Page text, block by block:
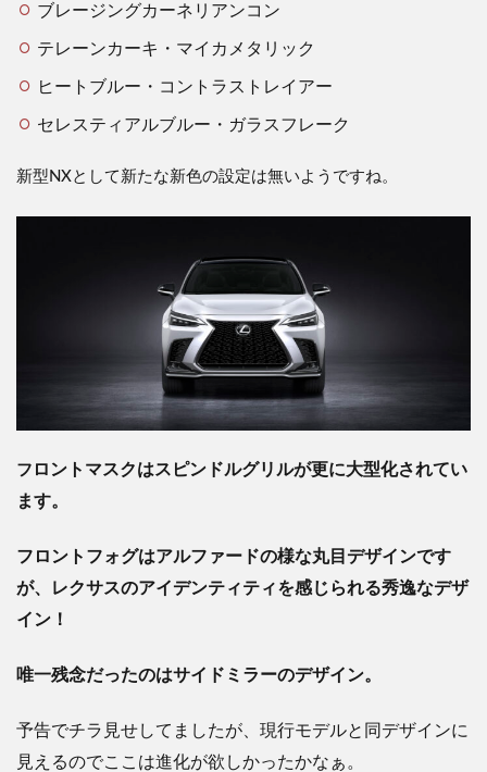
ブレージングカーネリアンコン
テレーンカーキ・マイカメタリック
ヒートブルー・コントラストレイアー
セレスティアルブルー・ガラスフレーク
新型NXとして新たな新色の設定は無いようですね。
フ ロントマスクはスピンドルグリルが更に大型化されてい
ます。
フロントフォグはアルファードの様な丸目デザインです
が、レクサスのアイデンティティを感じられる秀逸なデザ
イン！
唯一残念だったのはサイドミラーのデザイン。
予告でチラ見せしてましたが、現行モデルと同デザインに
見えるのでここは進化が欲しかったかなぁ。